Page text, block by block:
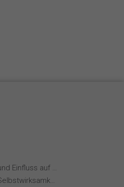
Wahrnehmung KI-generierter Werbung und Einfluss auf Markenvertrauen
Fernstudium: Stress, Prokrastination & Selbstwirksamkeit